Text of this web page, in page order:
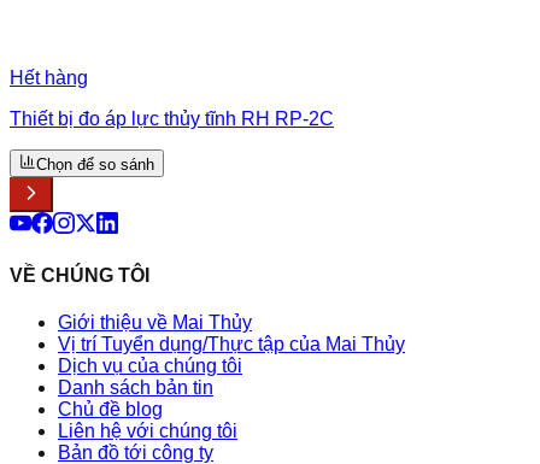
Hết hàng
Thiết bị đo áp lực thủy tĩnh RH RP-2C
Chọn để so sánh
VỀ CHÚNG TÔI
Giới thiệu về Mai Thủy
Vị trí Tuyển dụng/Thực tập của Mai Thủy
Dịch vụ của chúng tôi
Danh sách bản tin
Chủ đề blog
Liên hệ với chúng tôi
Bản đồ tới công ty